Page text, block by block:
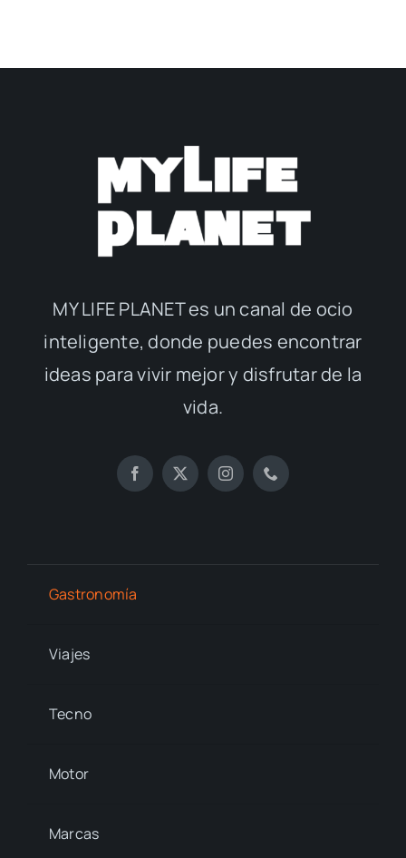
MY LIFE PLANET es un canal de ocio
inteligente, donde puedes encontrar
ideas para vivir mejor y disfrutar de la
vida.
Gastronomía
Viajes
Tecno
Motor
Marcas